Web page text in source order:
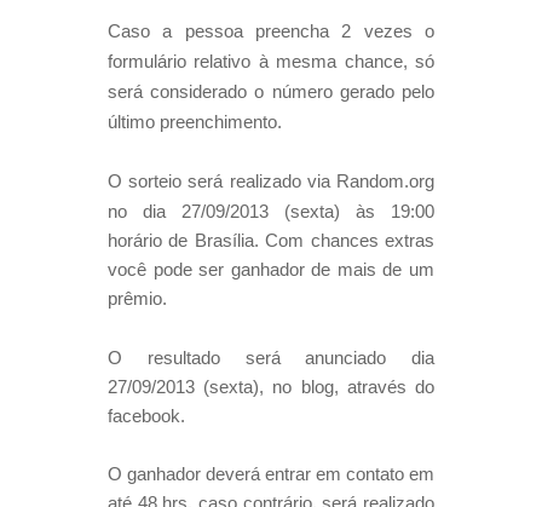
Caso a pessoa preencha 2 vezes o
formulário relativo à mesma chance, só
será considerado o número gerado pelo
último preenchimento.
O sorteio será realizado via Random.org
no dia 27/09/2013 (sexta) às 19:00
horário de Brasília. Com chances extras
você pode ser ganhador de mais de um
prêmio.
O resultado será anunciado dia
27/09/2013 (sexta), no blog, através do
facebook.
O ganhador deverá entrar em contato em
até 48 hrs, caso contrário, será realizado